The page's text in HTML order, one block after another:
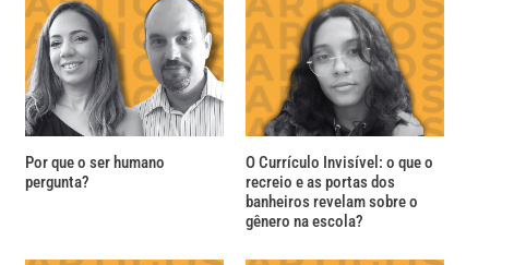
Por que o ser humano
pergunta?
O Currículo Invisível: o que o
recreio e as portas dos
banheiros revelam sobre o
gênero na escola?